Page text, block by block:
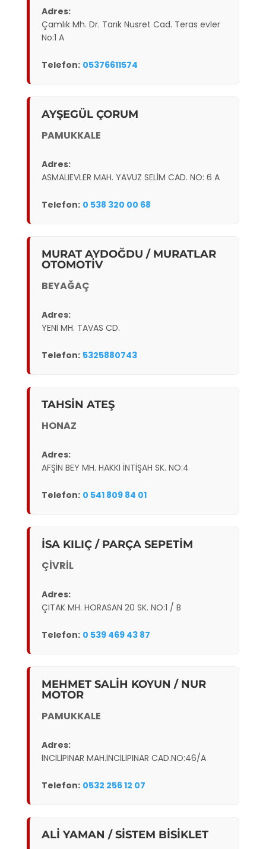
Adres:
Çamlık Mh. Dr. Tarık Nusret Cad. Teras evler
No:1 A
Telefon: 05376611574
AYŞEGÜL ÇORUM
PAMUKKALE
Adres:
ASMALIEVLER MAH. YAVUZ SELİM CAD. NO: 6 A
Telefon: 0 538 320 00 68
MURAT AYDOĞDU / MURATLAR
OTOMOTİV
BEYAĞAÇ
Adres:
YENİ MH. TAVAS CD.
Telefon: 5325880743
TAHSİN ATEŞ
HONAZ
Adres:
AFŞİN BEY MH. HAKKI İNTİŞAH SK. NO:4
Telefon: 0 541 809 84 01
İSA KILIÇ / PARÇA SEPETİM
ÇİVRİL
Adres:
ÇITAK MH. HORASAN 20 SK. NO:1 / B
Telefon: 0 539 469 43 87
MEHMET SALİH KOYUN / NUR
MOTOR
PAMUKKALE
Adres:
İNCİLİPINAR MAH.İNCİLİPINAR CAD.NO:46/A
Telefon: 0532 256 12 07
ALİ YAMAN / SİSTEM BİSİKLET